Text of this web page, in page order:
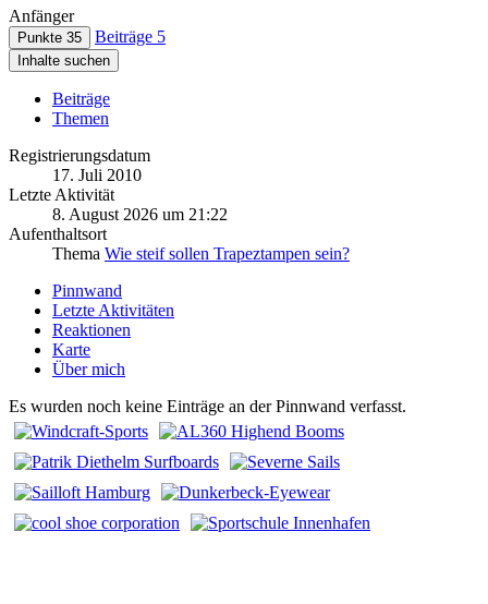
Anfänger
Punkte 35 Beiträge 5
Inhalte suchen
Beiträge
Themen
Registrierungsdatum
17. Juli 2010
Letzte Aktivität
8. August 2026 um 21:22
Aufenthaltsort
Thema Wie steif sollen Trapeztampen sein?
Pinnwand
Letzte Aktivitäten
Reaktionen
Karte
Über mich
Es wurden noch keine Einträge an der Pinnwand verfasst.